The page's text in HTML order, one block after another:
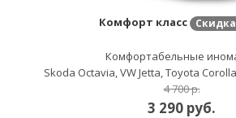
Комфорт класс Скидка
Комфортабельные
Skoda Octavia, VW Jetta, Toyota
4 700 р.
3 290 руб.